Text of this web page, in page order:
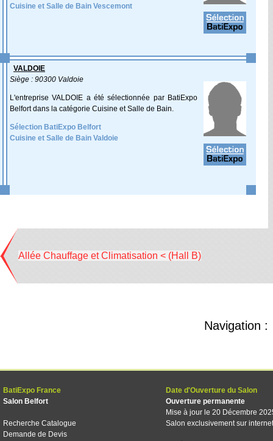
Cuisine et Salle de Bain Vescemont
VALDOIE
Siège : 90300 Valdoie
L'entreprise VALDOIE a été sélectionnée par BatiExpo
Belfort dans la catégorie Cuisine et Salle de Bain.
Sélection BatiExpo Belfort
Cuisine et Salle de Bain Valdoie
Allée Chauffage et Climatisation < (Hall B)
Navigation :
BatiExpo France
Salon Belfort
Recherche Catalogue
Demande de Devis
Date d'Ouverture du Salon
Ouverture permanente
Mise à jour le 20 Décembre
Salon exclusivement sur internet